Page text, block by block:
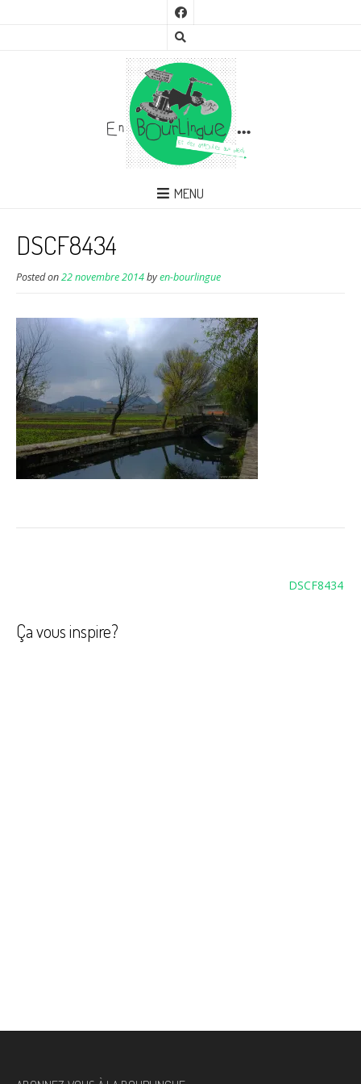
MENU
DSCF8434
Posted on22 novembre 2014byen-bourlingue
DSCF8434
Ça vous inspire?